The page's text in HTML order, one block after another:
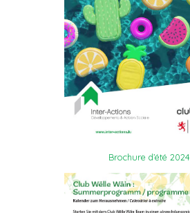
Brochure d’été 2024